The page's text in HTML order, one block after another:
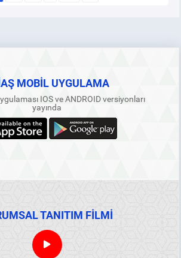
MOBİL UYGULAMA
IOS ve ANDROID versiyonları
yayında
TANITIM FİLMİ